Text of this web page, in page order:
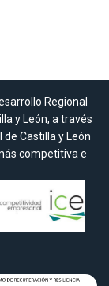
Regional
y León, a través
Castilla y León
competitiva e